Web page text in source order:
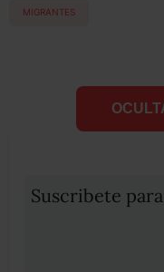
MIGRANTES
Suscribete